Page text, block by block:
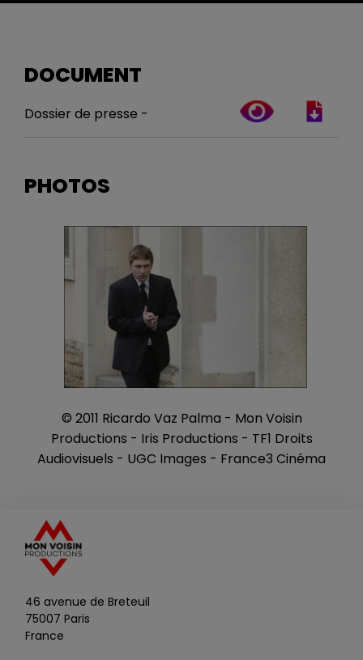
DOCUMENT
Dossier de presse -
PHOTOS
© 2011 Ricardo Vaz Palma - Mon Voisin
Productions - Iris Productions - TF1 Droits
Audiovisuels - UGC Images - France3 Cinéma
46 avenue de Breteuil
75007 Paris
France